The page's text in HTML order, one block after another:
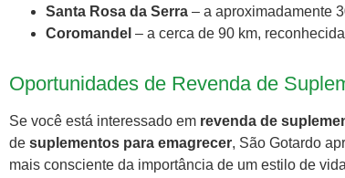
Santa Rosa da Serra – a aproximadamente
Coromandel – a cerca de 90 km,
Oportunidades de Revenda de
Se você está interessado em revenda de
de suplementos para emagrecer, São Gotardo
mais consciente da importância de um estilo de